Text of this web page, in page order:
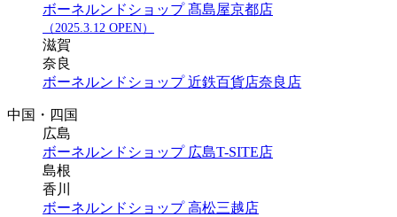
ボーネルンドショップ 髙島屋京都店
（2025.3.12 OPEN）
滋賀
奈良
ボーネルンドショップ 近鉄百貨店奈良店
中国・四国
広島
ボーネルンドショップ 広島T-SITE店
島根
香川
ボーネルンドショップ 高松三越店